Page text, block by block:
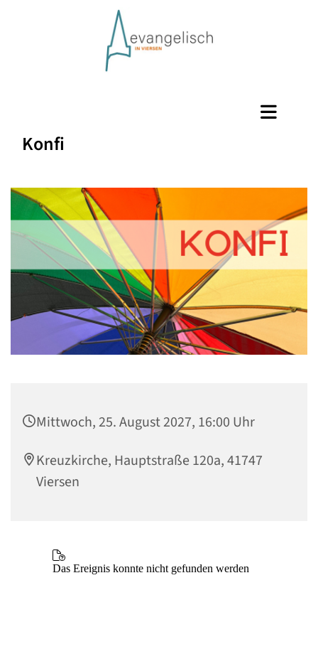
Konfi
Mittwoch, 25. August 2027, 16:00 Uhr
Kreuzkirche, Hauptstraße 120a, 41747
Viersen